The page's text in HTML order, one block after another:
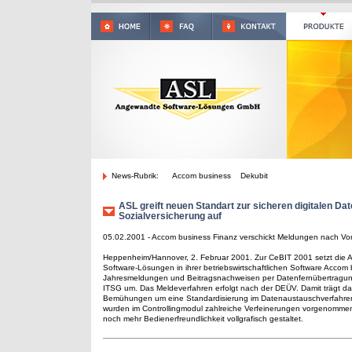
News-Rubrik: Accom business Dekubit
ASL greift neuen Standart zur sicheren digitalen
Sozialversicherung auf
05.02.2001 - Accom business Finanz verschickt Meldungen nach
Heppenheim/Hannover, 2. Februar 2001. Zur CeBIT 2001 setzt die
Software-Lösungen in ihrer betriebswirtschaftlichen Software
Jahresmeldungen und Beitragsnachweisen per
ITSG um. Das Meldeverfahren erfolgt nach der DEÜV. Damit trägt
Bemühungen um eine Standardisierung im
wurden im Controllingmodul zahlreiche Verfeinerungen
noch mehr Bedienerfreundlichkeit vollgrafisch gestaltet.